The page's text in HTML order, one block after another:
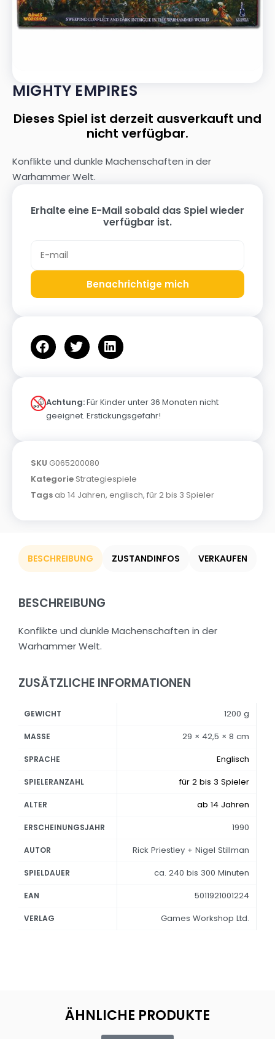
MIGHTY EMPIRES
Dieses Spiel ist derzeit ausverkauft und
nicht verfügbar.
Konflikte und dunkle Machenschaften in der
Warhammer Welt.
Erhalte eine E-Mail sobald das Spiel wieder
verfügbar ist.
Benachrichtige mich
Achtung:Für Kinder unter 36 Monaten nicht
geeignet. Erstickungsgefahr!
SKU G065200080
Kategorie Strategiespiele
Tags ab 14 Jahren, englisch, für 2 bis 3 Spieler
BESCHREIBUNG ZUSTANDINFOS VERKAUFEN
BESCHREIBUNG
Konflikte und dunkle Machenschaften in der
Warhammer Welt.
ZUSÄTZLICHE INFORMATIONEN
GEWICHT 1200 g
MASSE 29 × 42,5 × 8 cm
SPRACHE Englisch
SPIELERANZAHL für 2 bis 3 Spieler
ALTER ab 14 Jahren
ERSCHEINUNGSJAHR 1990
AUTOR Rick Priestley + Nigel Stillman
SPIELDAUER ca. 240 bis 300 Minuten
EAN 5011921001224
VERLAG Games Workshop Ltd.
ÄHNLICHE PRODUKTE